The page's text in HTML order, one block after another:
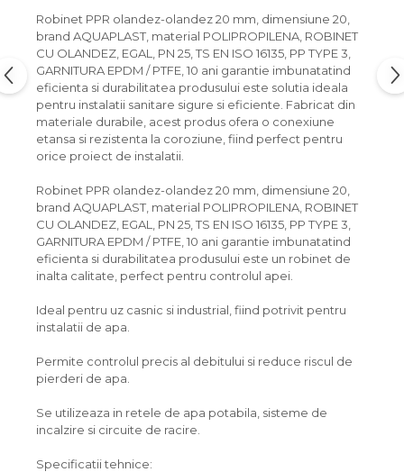
Robinet PPR olandez-olandez 20 mm, dimensiune 20,
brand AQUAPLAST, material POLIPROPILENA, ROBINET
CU OLANDEZ, EGAL, PN 25, TS EN ISO 16135, PP TYPE 3,
GARNITURA EPDM / PTFE, 10 ani garantie imbunatatind
eficienta si durabilitatea produsului este solutia ideala
pentru instalatii sanitare sigure si eficiente. Fabricat din
materiale durabile, acest produs ofera o conexiune
etansa si rezistenta la coroziune, fiind perfect pentru
orice proiect de instalatii.
Robinet PPR olandez-olandez 20 mm, dimensiune 20,
brand AQUAPLAST, material POLIPROPILENA, ROBINET
CU OLANDEZ, EGAL, PN 25, TS EN ISO 16135, PP TYPE 3,
GARNITURA EPDM / PTFE, 10 ani garantie imbunatatind
eficienta si durabilitatea produsului este un robinet de
inalta calitate, perfect pentru controlul apei.
Ideal pentru uz casnic si industrial, fiind potrivit pentru
instalatii de apa.
Permite controlul precis al debitului si reduce riscul de
pierderi de apa.
Se utilizeaza in retele de apa potabila, sisteme de
incalzire si circuite de racire.
Specificatii tehnice: